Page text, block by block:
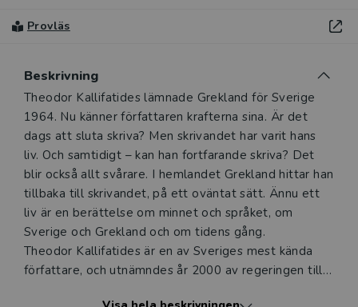
Provläs
Beskrivning
Beskrivning
Theodor Kallifatides lämnade Grekland för Sverige
1964. Nu känner författaren krafterna sina. Är det
dags att sluta skriva? Men skrivandet har varit hans
liv. Och samtidigt – kan han fortfarande skriva? Det
blir också allt svårare. I hemlandet Grekland hittar han
tillbaka till skrivandet, på ett oväntat sätt. Ännu ett
liv är en berättelse om minnet och språket, om
Sverige och Grekland och om tidens gång.
Theodor Kallifatides är en av Sveriges mest kända
författare, och utnämndes år 2000 av regeringen till